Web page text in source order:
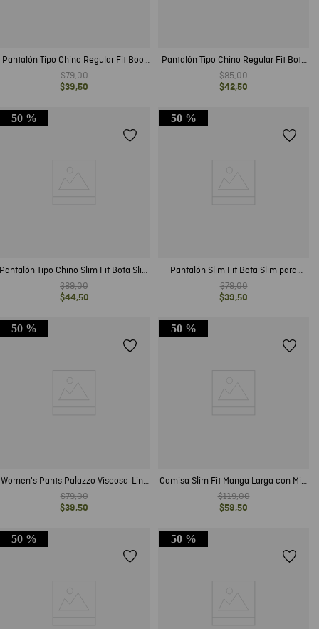
Pantalón Tipo Chino Regular Fit Boot
Cut para Hombre
$79,00
$39,50
Pantalón Tipo Chino Regular Fit Bota
Slim para Hombre
$85,00
$42,50
50 %
Tipo Chino Slim Fit Bota Slim
para Hombre
$89,00
$44,50
50 %
Pantalón Slim Fit Bota Slim para
Hombre
$79,00
$39,50
50 %
Women's Pants Palazzo Viscosa-Lino
Blend
$79,00
$39,50
50 %
Camisa Slim Fit Manga Larga con Mini
Print para Hombre
$119,00
$59,50
50 % 50 %